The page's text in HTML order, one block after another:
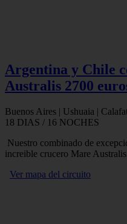
Argentina y Chile
Australis 2700
Buenos Aires | Ushuaia |
18 DIAS / 16 NOCHES
Nuestro combinado de
increible crucero Mare
Ver mapa del circuito